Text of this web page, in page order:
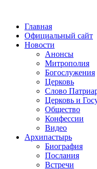
Главная
Официальный сайт
Новости
Анонсы
Митрополия
Богослужения
Церковь
Слово
Церковь и
Общество
Конфессии
Видео
Архипастырь
Биография
Послания
Встречи